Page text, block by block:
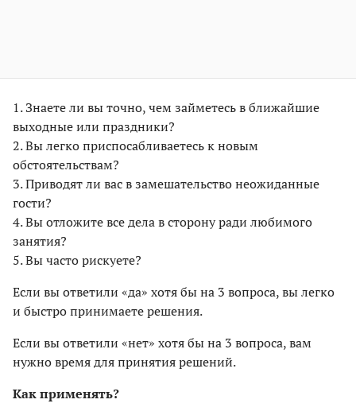
1. Знаете ли вы точно, чем займетесь в ближайшие
выходные или праздники?
2. Вы легко приспосабливаетесь к новым
обстоятельствам?
3. Приводят ли вас в замешательство неожиданные
гости?
4. Вы отложите все дела в сторону ради любимого
занятия?
5. Вы часто рискуете?
Если вы ответили «да» хотя бы на 3 вопроса, вы легко
и быстро принимаете решения.
Если вы ответили «нет» хотя бы на 3 вопроса, вам
нужно время для принятия решений.
Как применять?